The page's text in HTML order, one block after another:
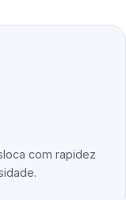
com rapidez